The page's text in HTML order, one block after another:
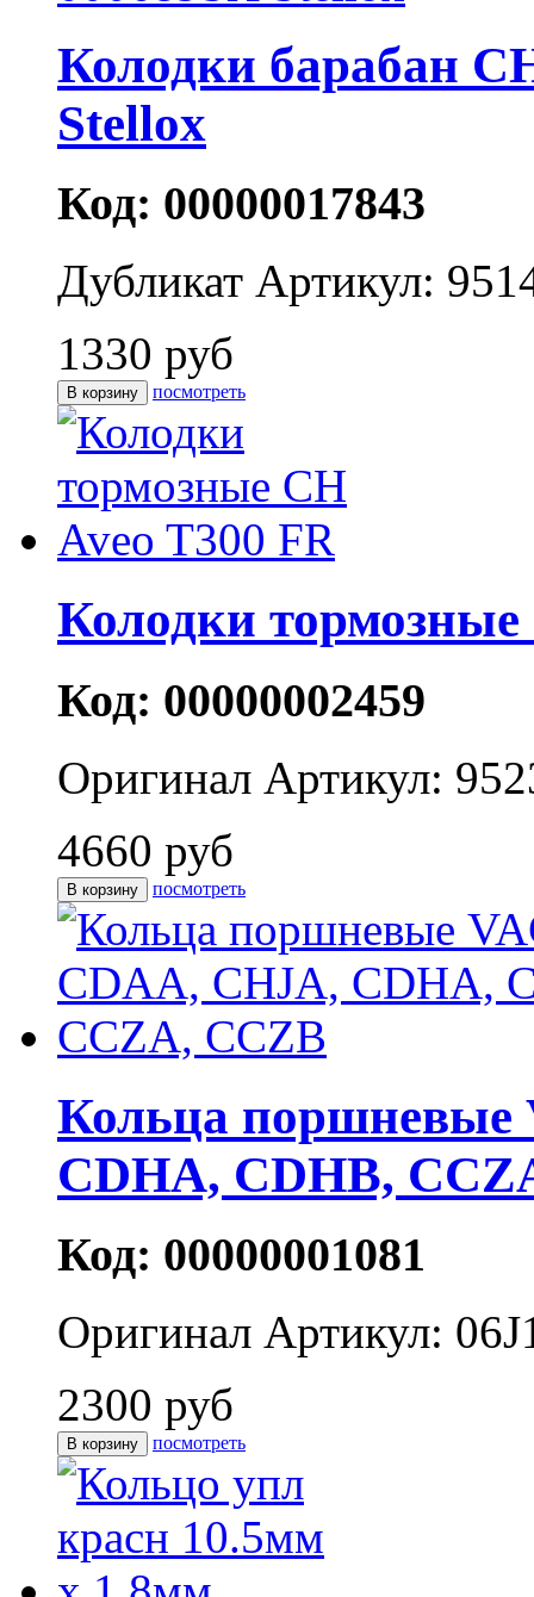
Колодки барабан
Stellox
Код: 00000017843
Дубликат Артикул:
1330 руб
посмотреть
Колодки
Код: 00000002459
Оригинал Артикул:
4660 руб
посмотреть
Кольца поршневые
CDHA, CDHB,
Код: 00000001081
Оригинал Артикул:
2300 руб
посмотреть